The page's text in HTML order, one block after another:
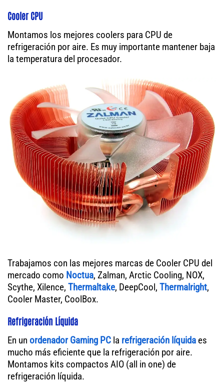
Cooler CPU
Montamos los mejores coolers para CPU de
refrigeración por aire. Es muy importante mantener baja
la temperatura del procesador.
Trabajamos con las mejores marcas de Cooler CPU del
mercado como Noctua, Zalman, Arctic Cooling, NOX,
Scythe, Xilence, Thermaltake, DeepCool, Thermalright,
Cooler Master, CoolBox.
Refrigeración Líquida
En un ordenador Gaming PC la refrigeración líquida es
mucho más eficiente que la refrigeración por aire.
Montamos kits compactos AIO (all in one) de
refrigeración líquida.